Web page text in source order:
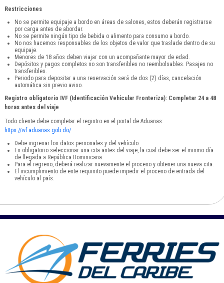
Restricciones
No se permite equipaje a bordo en áreas de salones, estos deberán registrarse
por carga antes de abordar.
No se permite ningún tipo de bebida o alimento para consumo a bordo.
No nos hacemos responsables de los objetos de valor que traslade dentro de su
equipaje.
Menores de 18 años deben viajar con un acompañante mayor de edad.
Depósitos y pagos completos no son transferibles no reembolsables. Pasajes no
transferibles.
Periodo para depositar a una reservación será de dos (2) días, cancelación
automática sin previo aviso.
Registro obligatorio IVF (Identificación Vehicular Fronteriza): Completar 24 a 48
horas antes del viaje
Todo cliente debe completar el registro en el portal de Aduanas:
https://ivf.aduanas.gob.do/
Debe ingresar los datos personales y del vehículo.
Es obligatorio seleccionar una cita antes del viaje, la cual debe ser el mismo día
de llegada a República Dominicana.
Para el regreso, deberá realizar nuevamente el proceso y obtener una nueva cita.
El incumplimiento de este requisito puede impedir el proceso de entrada del
vehículo al país.